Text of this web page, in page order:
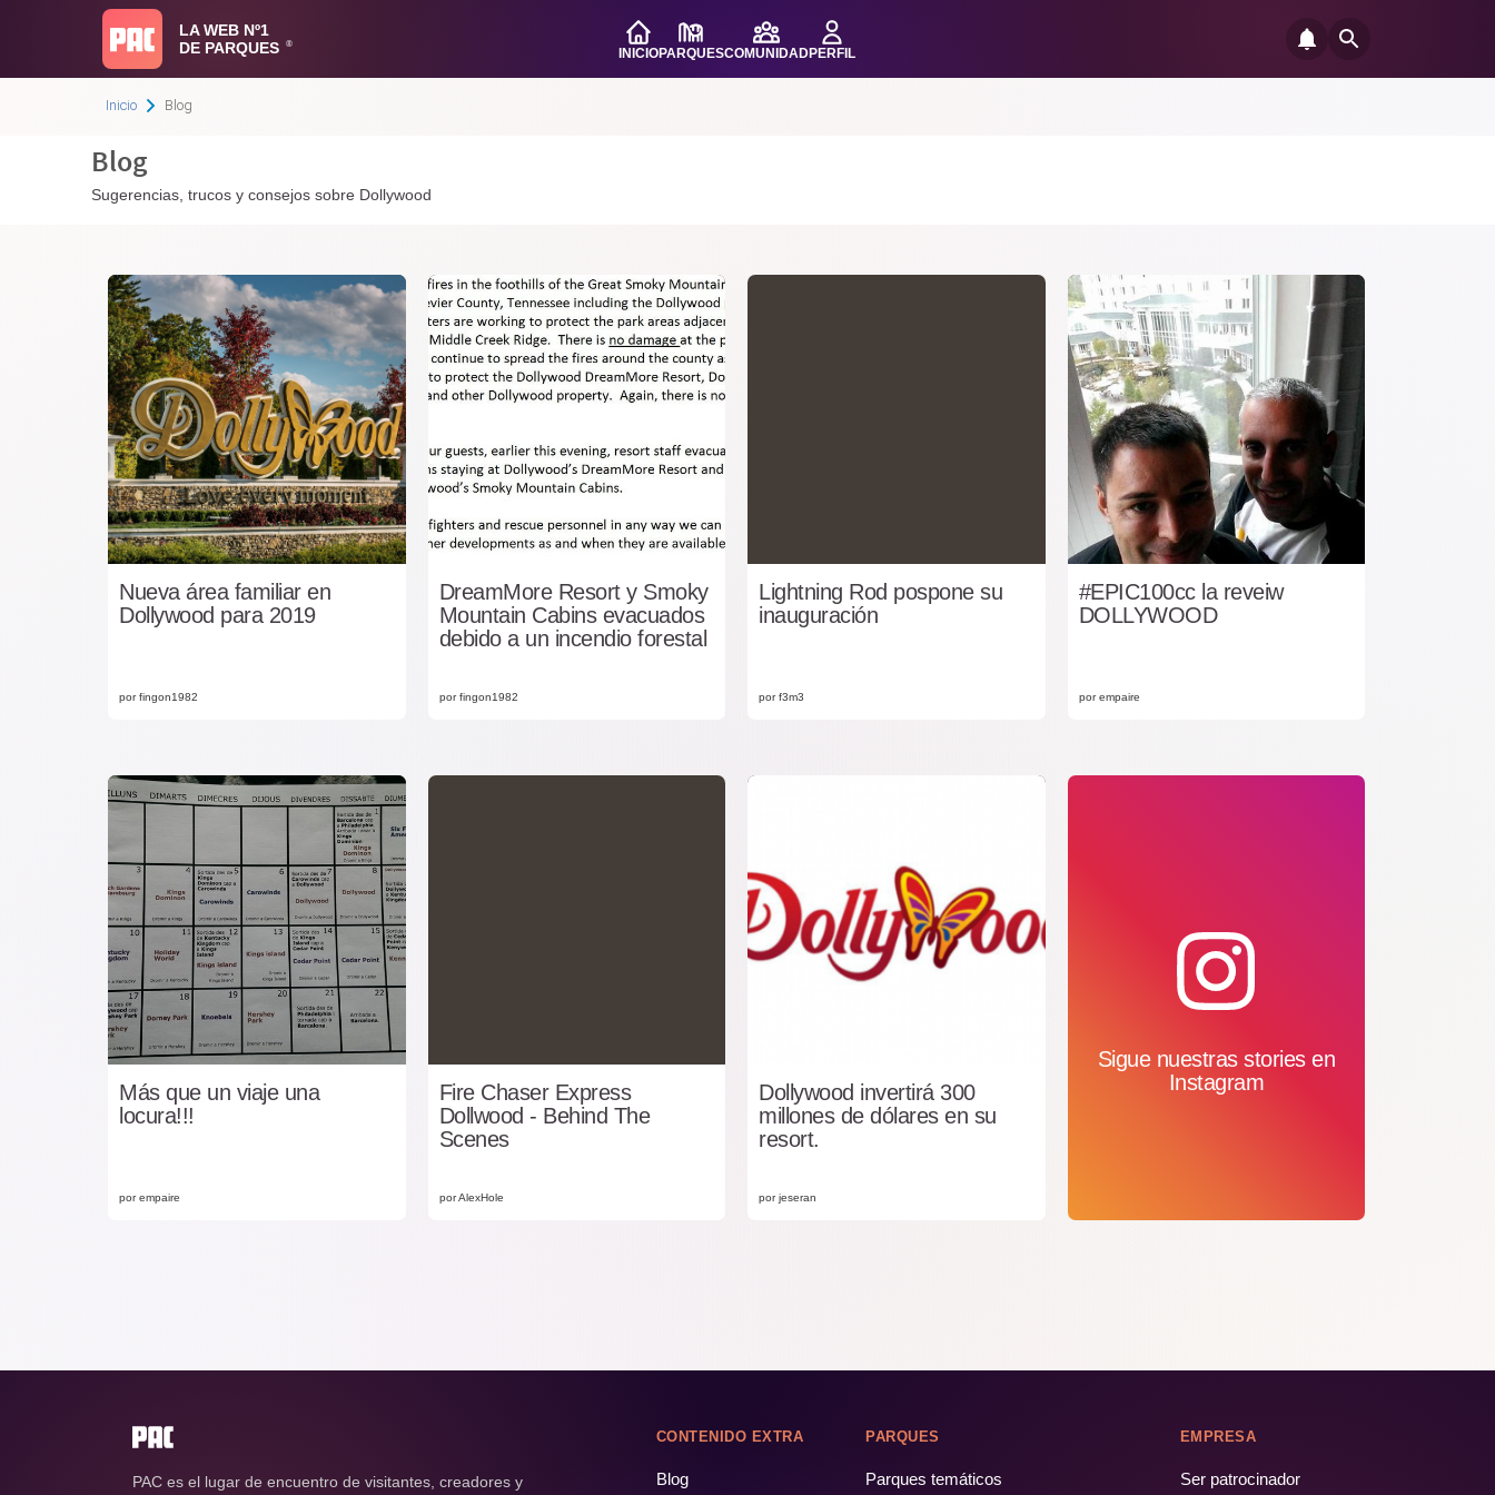
LA WEB Nº1
DE PARQUES
®
INICIOPARQUESCOMUNIDADPERFIL
Inicio Blog
Blog
Sugerencias, trucos y consejos sobre Dollywood
Nueva área familiar en
Dollywood para 2019
por fingon1982
DreamMore Resort y Smoky
Mountain Cabins evacuados
debido a un incendio forestal
por fingon1982
Lightning Rod pospone su
inauguración
por f3m3
#EPIC100cc la reveiw
DOLLYWOOD
por empaire
Más que un viaje una
locura!!!
por empaire
Fire Chaser Express
Dollwood - Behind The
Scenes
por AlexHole
Dollywood invertirá 300
millones de dólares en su
resort.
por jeseran
Sigue nuestras stories en
Instagram
PAC es el lugar de encuentro de visitantes, creadores y
CONTENIDO EXTRA
Blog
PARQUES
Parques temáticos
EMPRESA
Ser patrocinador